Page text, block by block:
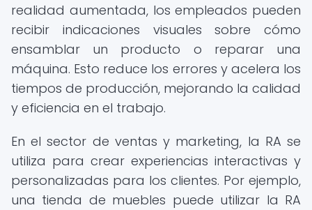
realidad aumentada, los empleados pueden
recibir indicaciones visuales sobre cómo
ensamblar un producto o reparar una
máquina. Esto reduce los errores y acelera los
tiempos de producción, mejorando la calidad
y eficiencia en el trabajo.
En el sector de ventas y marketing, la RA se
utiliza para crear experiencias interactivas y
personalizadas para los clientes. Por ejemplo,
una tienda de muebles puede utilizar la RA